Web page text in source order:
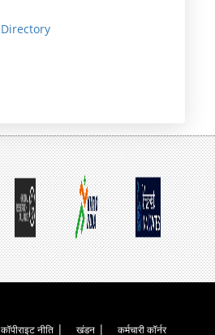
कॉपीराइट नीति खंडन कर्मचारी कॉर्नर